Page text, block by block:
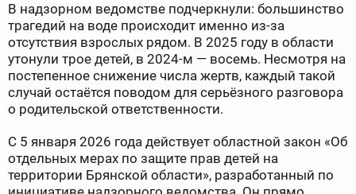
В надзорном ведомстве подчеркнули: большинство
трагедий на воде происходит именно из-за
отсутствия взрослых рядом. В 2025 году в области
утонули трое детей, в 2024-м — восемь. Несмотря на
постепенное снижение числа жертв, каждый такой
случай остаётся поводом для серьёзного разговора
о родительской ответственности.
С 5 января 2026 года действует областной закон «Об
отдельных мерах по защите прав детей на
территории Брянской области», разработанный по